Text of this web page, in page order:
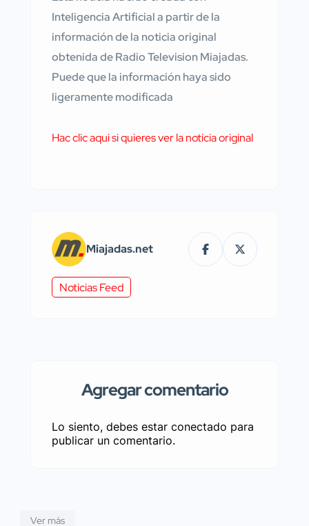
Inteligencia Artificial a partir de la
información de la noticia original
obtenida de Radio Television Miajadas.
Puede que la información haya sido
ligeramente modificada
Hac clic aqui si quieres ver la noticia original
Miajadas.net
Noticias Feed
Agregar comentario
Lo siento, debes estar conectado para
publicar un comentario.
Ver más